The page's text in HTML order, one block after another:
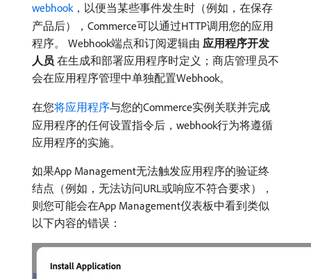
webhook，以便当某些事件发生时（例如，在保存
产品后），Commerce可以通过HTTP调用您的应用
程序。 Webhook端点和订阅逻辑由​ 应用程序开发
人员 ​在生成和部署应用程序时定义；商店管理员不
会在应用程序管理中单独配置Webhook。
在您将应用程序与您的Commerce实例关联并完成
应用程序的任何设置指令后，webhook行为将遵循
应用程序的实施。
如果App Management无法触发应用程序的验证终
结点（例如，无法访问URL或响应不符合要求），
则您可能会在App Management仪表板中看到类似
以下内容的错误：